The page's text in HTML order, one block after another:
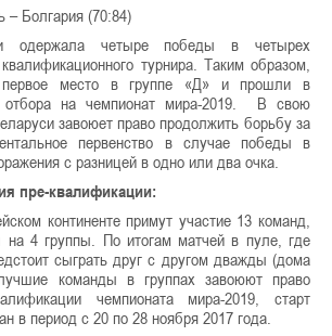
– Болгария (70:84)
одержала четыре победы в четырех
турнира. Таким образом,
первое место в группе «Д» и прошли в
на чемпионат мира-2019. В свою
завоюет право продолжить борьбу за
первенство в случае победы в
с разницей в одно или два очка.
пре-квалификации:
континенте примут участие 13 команд,
на 4 группы. По итогам матчей в пуле, где
сыграть друг с другом дважды (дома
команды в группах завоюют право
чемпионата мира-2019, старт
в период с 20 по 28 ноября 2017 года.